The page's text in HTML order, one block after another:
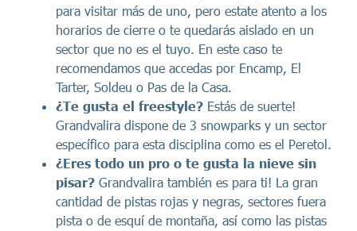
para visitar más de uno, pero estate atento a los
horarios de cierre o te quedarás aislado en un
sector que no es el tuyo. En este caso te
recomendamos que accedas por Encamp, El
Tarter, Soldeu o Pas de la Casa.
¿Te gusta el freestyle? Estás de suerte!
Grandvalira dispone de 3 snowparks y un sector
específico para esta disciplina como es el Peretol.
¿Eres todo un pro o te gusta la nieve sin
pisar? Grandvalira también es para ti! La gran
cantidad de pistas rojas y negras, sectores fuera
pista o de esquí de montaña, así como las pistas